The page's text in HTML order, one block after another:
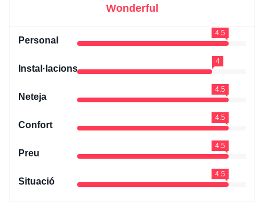
Wonderful
Personal
4.5
Instal·lacions
4
Neteja
4.5
Confort
4.5
Preu
4.5
Situació
4.5